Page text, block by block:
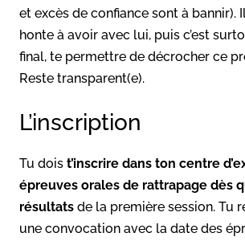
et excès de confiance sont à bannir).
honte à avoir avec lui, puis c’est
final, te permettre de décrocher ce
Reste transparent(e).
L’inscription
Tu dois t’inscrire dans ton centre
épreuves orales de rattrapage dès
résultats de la première session. Tu
une convocation avec la date des